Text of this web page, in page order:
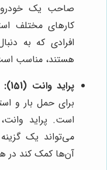
صاحب یک
کارهای مختلف
افرادی که به
هستند، مناسب
پراید وانت (151):
برای حمل بار و
است. پراید
می‌تواند یک
آن‌ها کمک کند در